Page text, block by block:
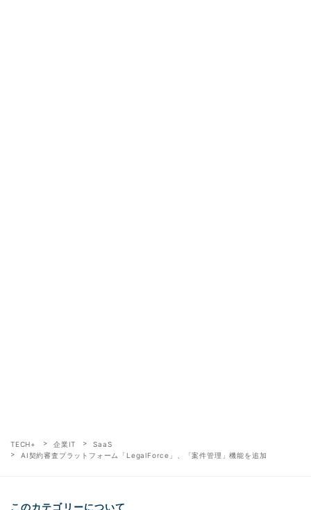
TECH+ 企業IT
SaaS
AI契約審査プラットフォーム「LegalForce」、「案件管理」機能を追加
このカテゴリーについて